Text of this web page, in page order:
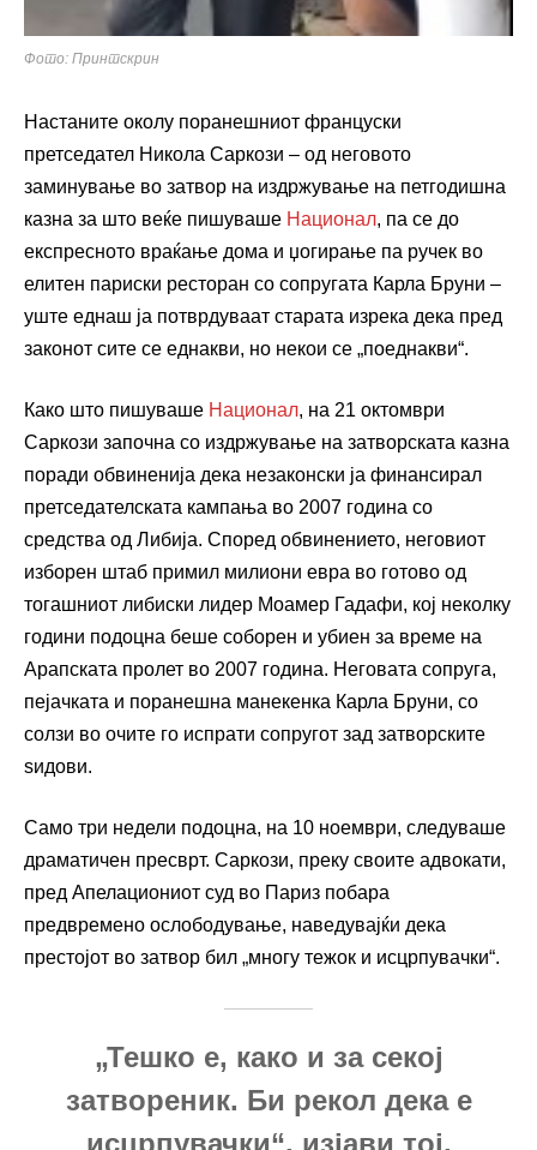
Фото: Принтскрин
Настаните околу поранешниот француски
претседател Никола Саркози – од неговото
заминување во затвор на издржување на петгодишна
казна за што веќе пишуваше Национал, па се до
експресното враќање дома и џогирање па ручек во
елитен париски ресторан со сопругата Карла Бруни –
уште еднаш ја потврдуваат старата изрека дека пред
законот сите се еднакви, но некои се „поеднакви“.
Како што пишуваше Национал, на 21 октомври
Саркози започна со издржување на затворската казна
поради обвиненија дека незаконски ја финансирал
претседателската кампања во 2007 година со
средства од Либија. Според обвинението, неговиот
изборен штаб примил милиони евра во готово од
тогашниот либиски лидер Моамер Гадафи, кој неколку
години подоцна беше соборен и убиен за време на
Арапската пролет во 2007 година. Неговата сопруга,
пејачката и поранешна манекенка Карла Бруни, со
солзи во очите го испрати сопругот зад затворските
ѕидови.
Само три недели подоцна, на 10 ноември, следуваше
драматичен пресврт. Саркози, преку своите адвокати,
пред Апелациониот суд во Париз побара
предвремено ослободување, наведувајќи дека
престојот во затвор бил „многу тежок и исцрпувачки“.
„Тешко е, како и за секој
затвореник. Би рекол дека е
исцрпувачки“, изјави тој,